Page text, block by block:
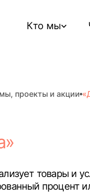
Кто мы
проекты и акции
товары и
процент